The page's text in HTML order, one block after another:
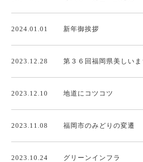
2024.01.01 新年御挨拶
2023.12.28 第３６回福岡県美しい
2023.12.10 地道にコツコツ
2023.11.08 福岡市のみどりの変遷
2023.10.24 グリーンインフラ